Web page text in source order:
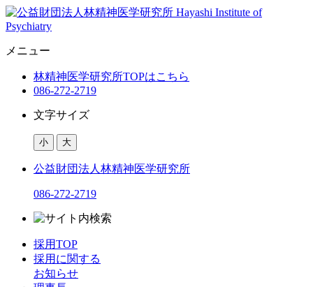
メニュー
林精神医学研究所TOPはこちら
086-272-2719
文字サイズ
小 大
公益財団法人 林精神医学研究所
086-272-2719
採用TOP
採用に関する
お知らせ